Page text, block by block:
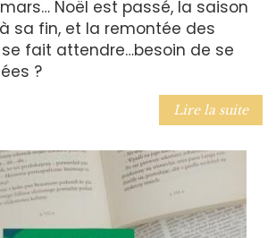
Noël est passé, la saison
sa fin, et la remontée des
fait attendre…besoin de se
?
Lire la suite